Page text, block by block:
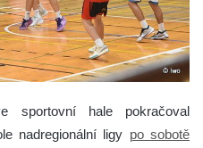
hale pokračoval
nadregionální ligy po sobotě